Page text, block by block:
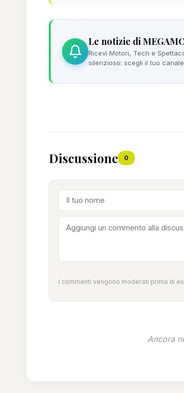
Le notizie di
Ricevi Motori, Tech e
silenzioso: scegli il tuo
Discussione 0
I commenti vengono moderati prima di
Ancora